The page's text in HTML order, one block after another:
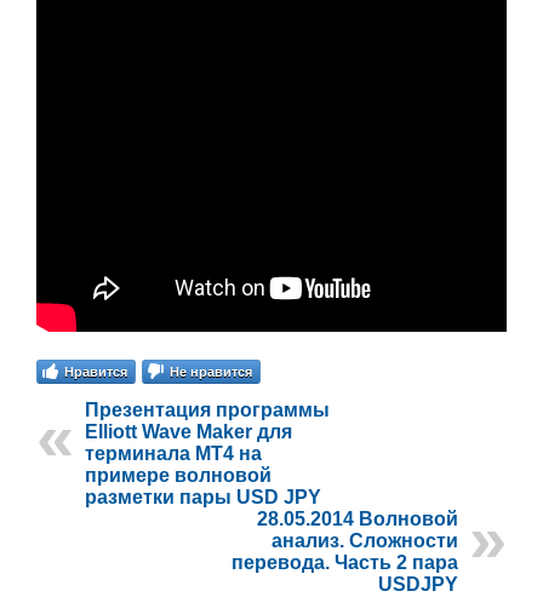
Нравится Не нравится
Презентация программы
Elliott Wave Maker для
терминала MT4 на
примере волновой
разметки пары USD JPY
28.05.2014 Волновой
анализ. Сложности
перевода. Часть 2 пара
USDJPY